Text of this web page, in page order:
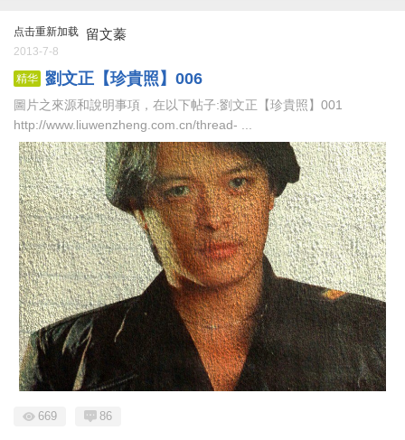
点击重新加载 留文蓁
2013-7-8
精华 劉文正【珍貴照】006
圖片之來源和說明事項，在以下帖子:劉文正【珍貴照】001
http://www.liuwenzheng.com.cn/thread- ...
669 86